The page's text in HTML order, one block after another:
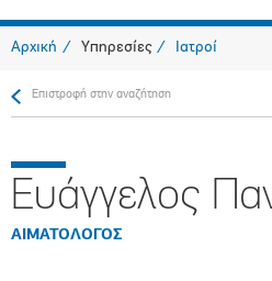
Αρχική Υπηρεσίες Ιατροί
Επιστροφή στην αναζήτηση
Ευάγγελος
ΑΙΜΑΤΟΛΟΓΟΣ